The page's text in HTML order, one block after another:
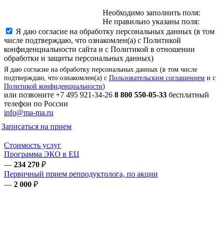
Необходимо заполнить поля:
Не правильно указаны поля:
Я даю согласие на обработку персональных данных (в том
числе подтверждаю, что ознакомлен(а) с Политикой
конфиденциальности сайта и с Политикой в отношении
обработки и защиты персональных данных)
Я даю согласие на обработку персональных данных (в том числе
подтверждаю, что ознакомлен(а) с Пользовательским соглашением и с
Политикой конфиденциальности)
или позвоните +7 495 921-34-26 8 800 550-05-33 бесплатный
телефон по России
info@ma-ma.ru
Записаться на прием
Стоимость услуг
Программа ЭКО в ЕЦ
— 234 270 ₽
Первичный прием репродуктолога, по акции
— 2 000 ₽